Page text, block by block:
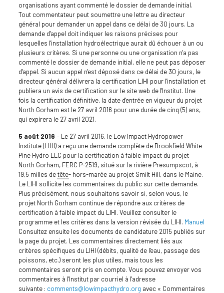
organisations ayant commenté le dossier de demande initial.
Tout commentateur peut soumettre une lettre au directeur
général pour demander un appel dans ce délai de 30 jours. La
demande d'appel doit indiquer les raisons précises pour
lesquelles l'installation hydroélectrique aurait dû échouer à un ou
plusieurs critères. Si une personne ou une organisation n'a pas
commenté le dossier de demande initial, elle ne peut pas déposer
d'appel. Si aucun appel n'est déposé dans ce délai de 30 jours, le
directeur général délivrera la certification LIHI pour l'installation et
publiera un avis de certification sur le site web de l'Institut. Une
fois la certification définitive, la date d'entrée en vigueur du projet
North Gorham est le 27 avril 2016 pour une durée de cinq (5) ans,
qui expirera le 27 avril 2021.
5 août 2016 – Le 27 avril 2016, le Low Impact Hydropower
Institute (LIHI) a reçu une demande complète de Brookfield White
Pine Hydro LLC pour la certification à faible impact du projet
North Gorham, FERC P-2519, situé sur la rivière Presumpscot, à
19,5 milles detête- hors-marée au projet Smilt Hill, dans le Maine.
Le LIHI sollicite les commentaires du public sur cette demande.
Plus précisément, nous souhaitons savoir si, selon vous, le
projet North Gorham continue de répondre aux critères de
certification à faible impact du LIHI. Veuillez consulter le
programme et les critères dans la version révisée du LIHI. Manuel
Consultez ensuite les documents de candidature 2015 publiés sur
la page du projet. Les commentaires directement liés aux
critères spécifiques du LIHI (débits, qualité de l'eau, passage des
poissons, etc.) seront les plus utiles, mais tous les
commentaires seront pris en compte. Vous pouvez envoyer vos
commentaires à l'Institut par courriel à l'adresse
suivante : comments@lowimpacthydro.org avec « Commentaires